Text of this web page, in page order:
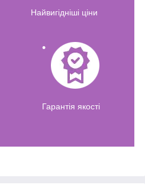
Найвигідніші ціни
Гарантія якості